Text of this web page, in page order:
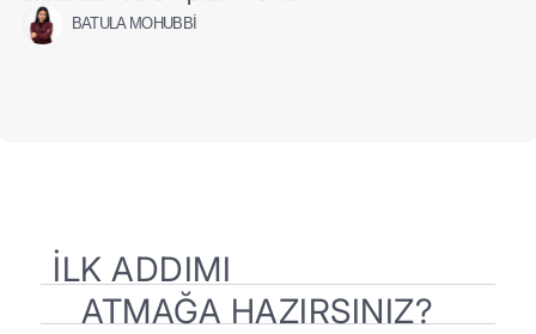
BATULA MOHUBBI
İLK ADDIMI
ATMAĞA HAZIRSINIZ?